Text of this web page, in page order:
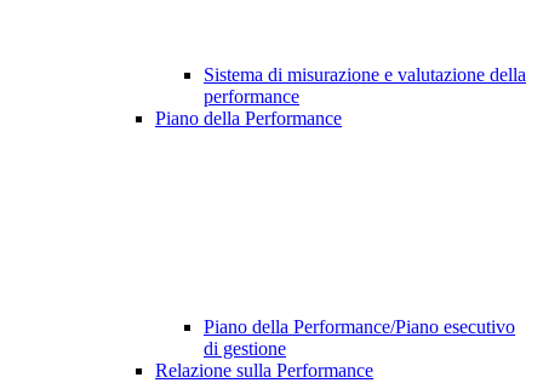
Sistema di misurazione e valutazione della
performance
Piano della Performance
Piano della Performance/Piano esecutivo
di gestione
Relazione sulla Performance